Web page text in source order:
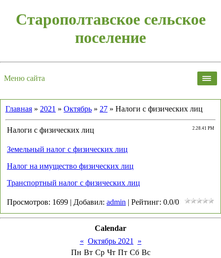
Старополтавское сельское
поселение
Меню сайта
Главная » 2021 » Октябрь » 27 » Налоги с физических лиц
2.28.41 PM
Налоги с физических лиц
Земельный налог с физических лиц
Налог на имущество физических лиц
Транспортный налог с физических лиц
Просмотров: 1699 | Добавил: admin | Рейтинг: 0.0/0
Calendar
« Октябрь 2021
»
Пн Вт Ср Чт Пт Сб Вс